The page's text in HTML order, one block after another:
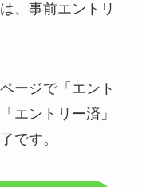
、事前エントリ
ージで「エント
エントリー済」
です。